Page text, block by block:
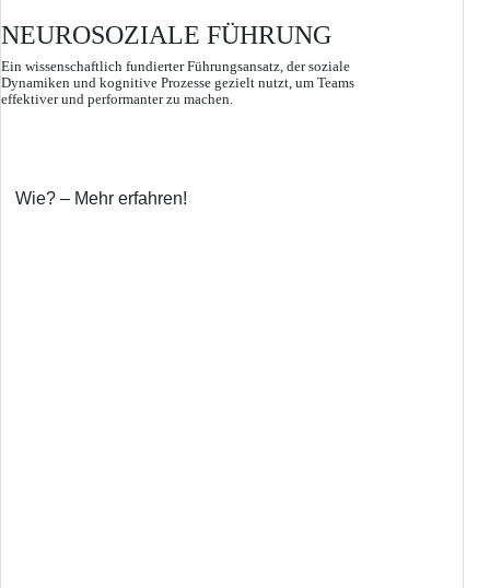
NEUROSOZIALE FÜHRUNG
Ein wissenschaftlich fundierter Führungsansatz, der soziale
Dynamiken und kognitive Prozesse gezielt nutzt, um Teams
effektiver und performanter zu machen.
Wie? – Mehr erfahren!